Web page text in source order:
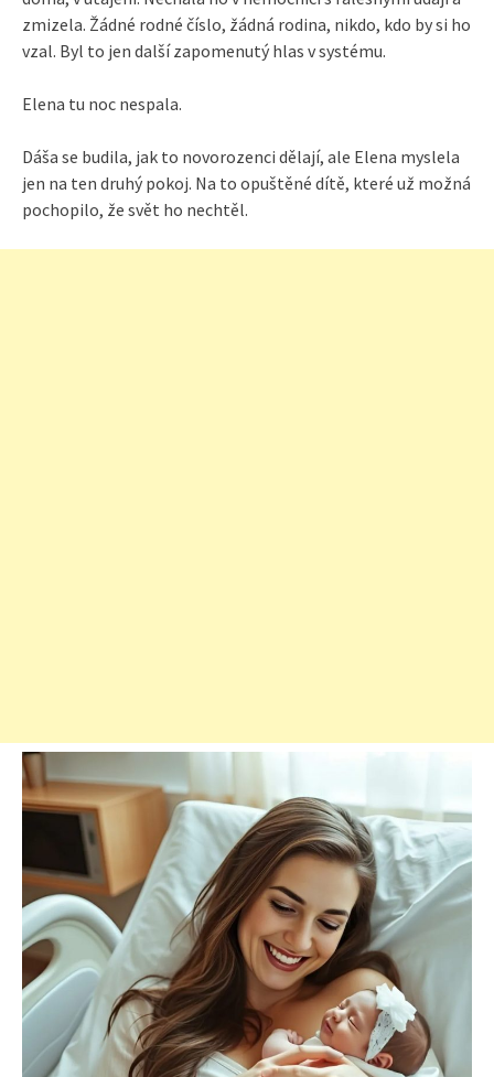
zmizela. Žádné rodné číslo, žádná rodina, nikdo, kdo by si ho
vzal. Byl to jen další zapomenutý hlas v systému.
Elena tu noc nespala.
Dáša se budila, jak to novorozenci dělají, ale Elena myslela
jen na ten druhý pokoj. Na to opuštěné dítě, které už možná
pochopilo, že svět ho nechtěl.